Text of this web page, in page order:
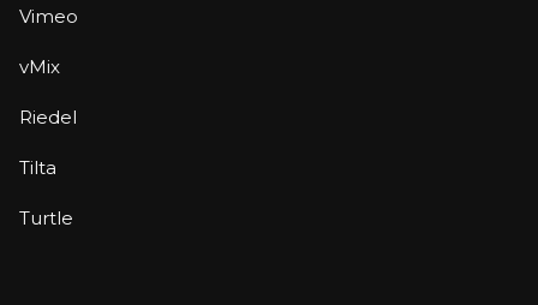
Vimeo
vMix
Riedel
Tilta
Turtle